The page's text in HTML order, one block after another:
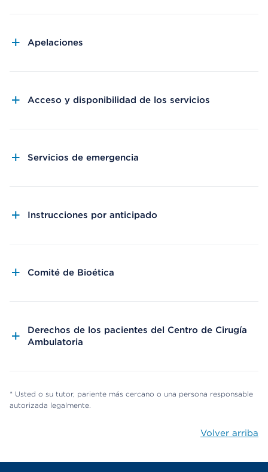
Apelaciones
Acceso y disponibilidad de los servicios
Servicios de emergencia
Instrucciones por anticipado
Comité de Bioética
Derechos de los pacientes del Centro de Cirugía
Ambulatoria
* Usted o su tutor, pariente más cercano o una persona responsable
autorizada legalmente.
Volver arriba